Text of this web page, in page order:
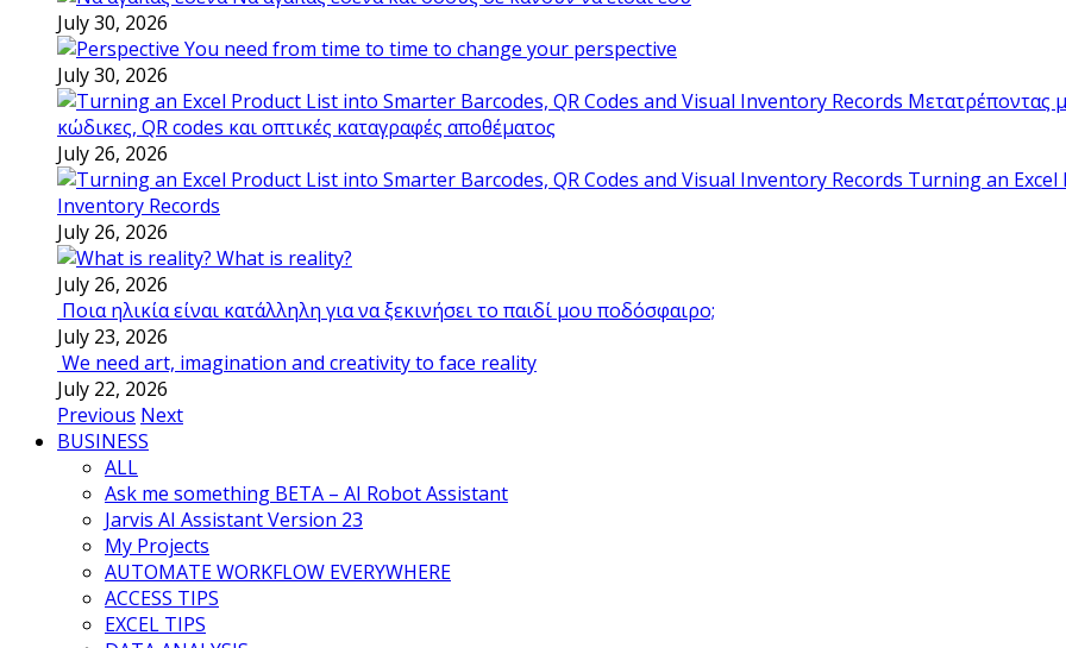
July 30, 2026
You need from time to time to change your perspective
July 30, 2026
Μετατρέποντας
κώδικες, QR codes και οπτικές καταγραφές αποθέματος
July 26, 2026
Turning an Excel
Inventory Records
July 26, 2026
What is reality?
July 26, 2026
Ποια ηλικία είναι κατάλληλη για να ξεκινήσει το παιδί μου ποδόσφαιρο;
July 23, 2026
We need art, imagination and creativity to face reality
July 22, 2026
Previous Next
BUSINESS
ALL
Ask me something BETA – AI Robot Assistant
Jarvis AI Assistant Version 23
My Projects
AUTOMATE WORKFLOW EVERYWHERE
ACCESS TIPS
EXCEL TIPS